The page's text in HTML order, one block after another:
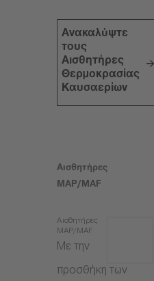
Ανακαλύψτε
τους
Αισθητήρες
Θερμοκρασίας
Καυσαερίων
Αισθητήρες
MAP/MAF
Αισθητήρες
MAP/MAF
Με την
προσθήκη των